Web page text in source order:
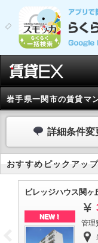
岩手県一関市の賃貸マ
詳細条件変
おすすめピックアップ
ビレッジハウス関ヶ
NEW！
管理